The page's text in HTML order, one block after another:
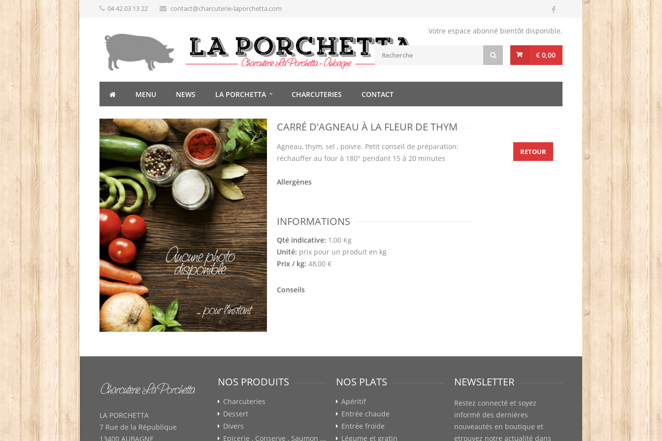
04 42 03 13 22 contact@charcuterie-laporchetta.com
Votre espace abonné bientôt disponible.
€ 0,00
MENU NEWS LA PORCHETTA CHARCUTERIES CONTACT
CARRÉ D'AGNEAU À LA FLEUR DE THYM
Agneau, thym, sel , poivre. Petit conseil de préparation:
réchauffer au four à 180° pendant 15 à 20 minutes
Allergènes
INFORMATIONS
Qté indicative: 1,00 Kg
Unité: prix pour un produit en kg
Prix / kg: 48,00 €
Conseils
RETOUR
LA PORCHETTA
7 Rue de la République
13400 AUBAGNE
NOS PRODUITS
Charcuteries
Dessert
Divers
Epicerie , Conserve , Saumon ...
NOS PLATS
Apéritif
Entrée chaude
Entrée froide
Légume et gratin
NEWSLETTER
Restez connecté et soyez
informé des dernières
nouveautés en boutique et
etrouvez notre actualité dans